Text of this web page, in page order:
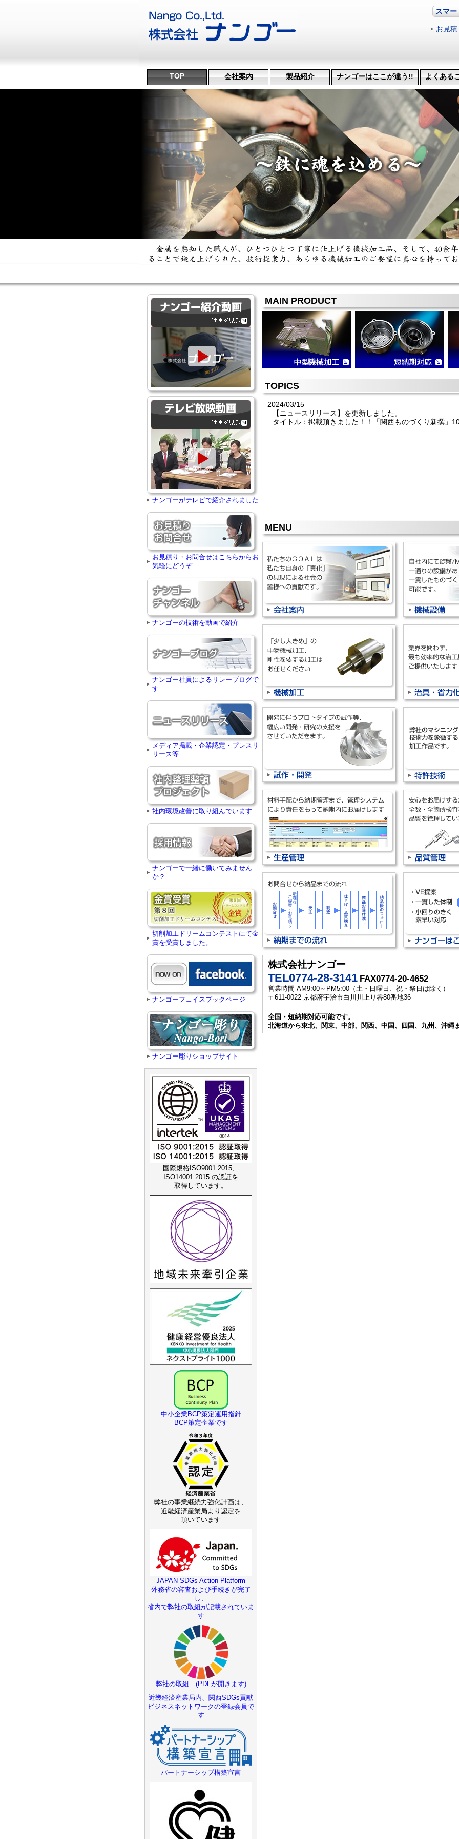
スマ
お見
TOP
会社案内
ミッション
会社概要
機械設備
沿革・受賞歴
製品紹介
機械加工
治具･省力化機械
試作・開発
特許技術
ナンゴーはここが違う!!
よくある
MAIN PRODUCT
TOPICS
2024/03/15
【ニュースリリース】を更新しました。
タイトル：掲載頂きました！！「関西ものづくり新撰」
MENU
株式会社ナンゴー
TEL0774-28-3141 FAX0774-20-4652
営業時間 AM9:00～PM5:00（土・日曜日、祝・祭日は除く）
〒611-0022 京都府宇治市白川川上り谷80番地36
全国・短納期対応可能です。
北海道から東北、関東、中部、関西、中国、四国、九州、沖縄
ナンゴーがテレビで紹介されました
お見積り・お問合せはこちらからお
気軽にどうぞ
ナンゴーの技術を動画で紹介
ナンゴー社員によるリレーブログで
す
メディア掲載・企業認定・プレスリ
リース等
社内環境改善に取り組んでいます
ナンゴーで一緒に働いてみません
か？
切削加工ドリームコンテストにて金
賞を受賞しました。
ナンゴーフェイスブックページ
ナンゴー彫りショップサイト
国際規格ISO9001:2015、
ISO14001:2015 の認証を
取得しています。
中小企業BCP策定運用指針
BCP策定企業です
弊社の事業継続力強化計画は、
近畿経済産業局より認定を
頂いています
JAPAN SDGs Action Platform
外務省の審査および手続きが完了
し、
省内で弊社の取組が記載されていま
す
弊社の取組 (PDFが開きます)
近畿経済産業局内、関西SDGs貢献
ビジネスネットワークの登録会員で
す
パートナーシップ構築宣言